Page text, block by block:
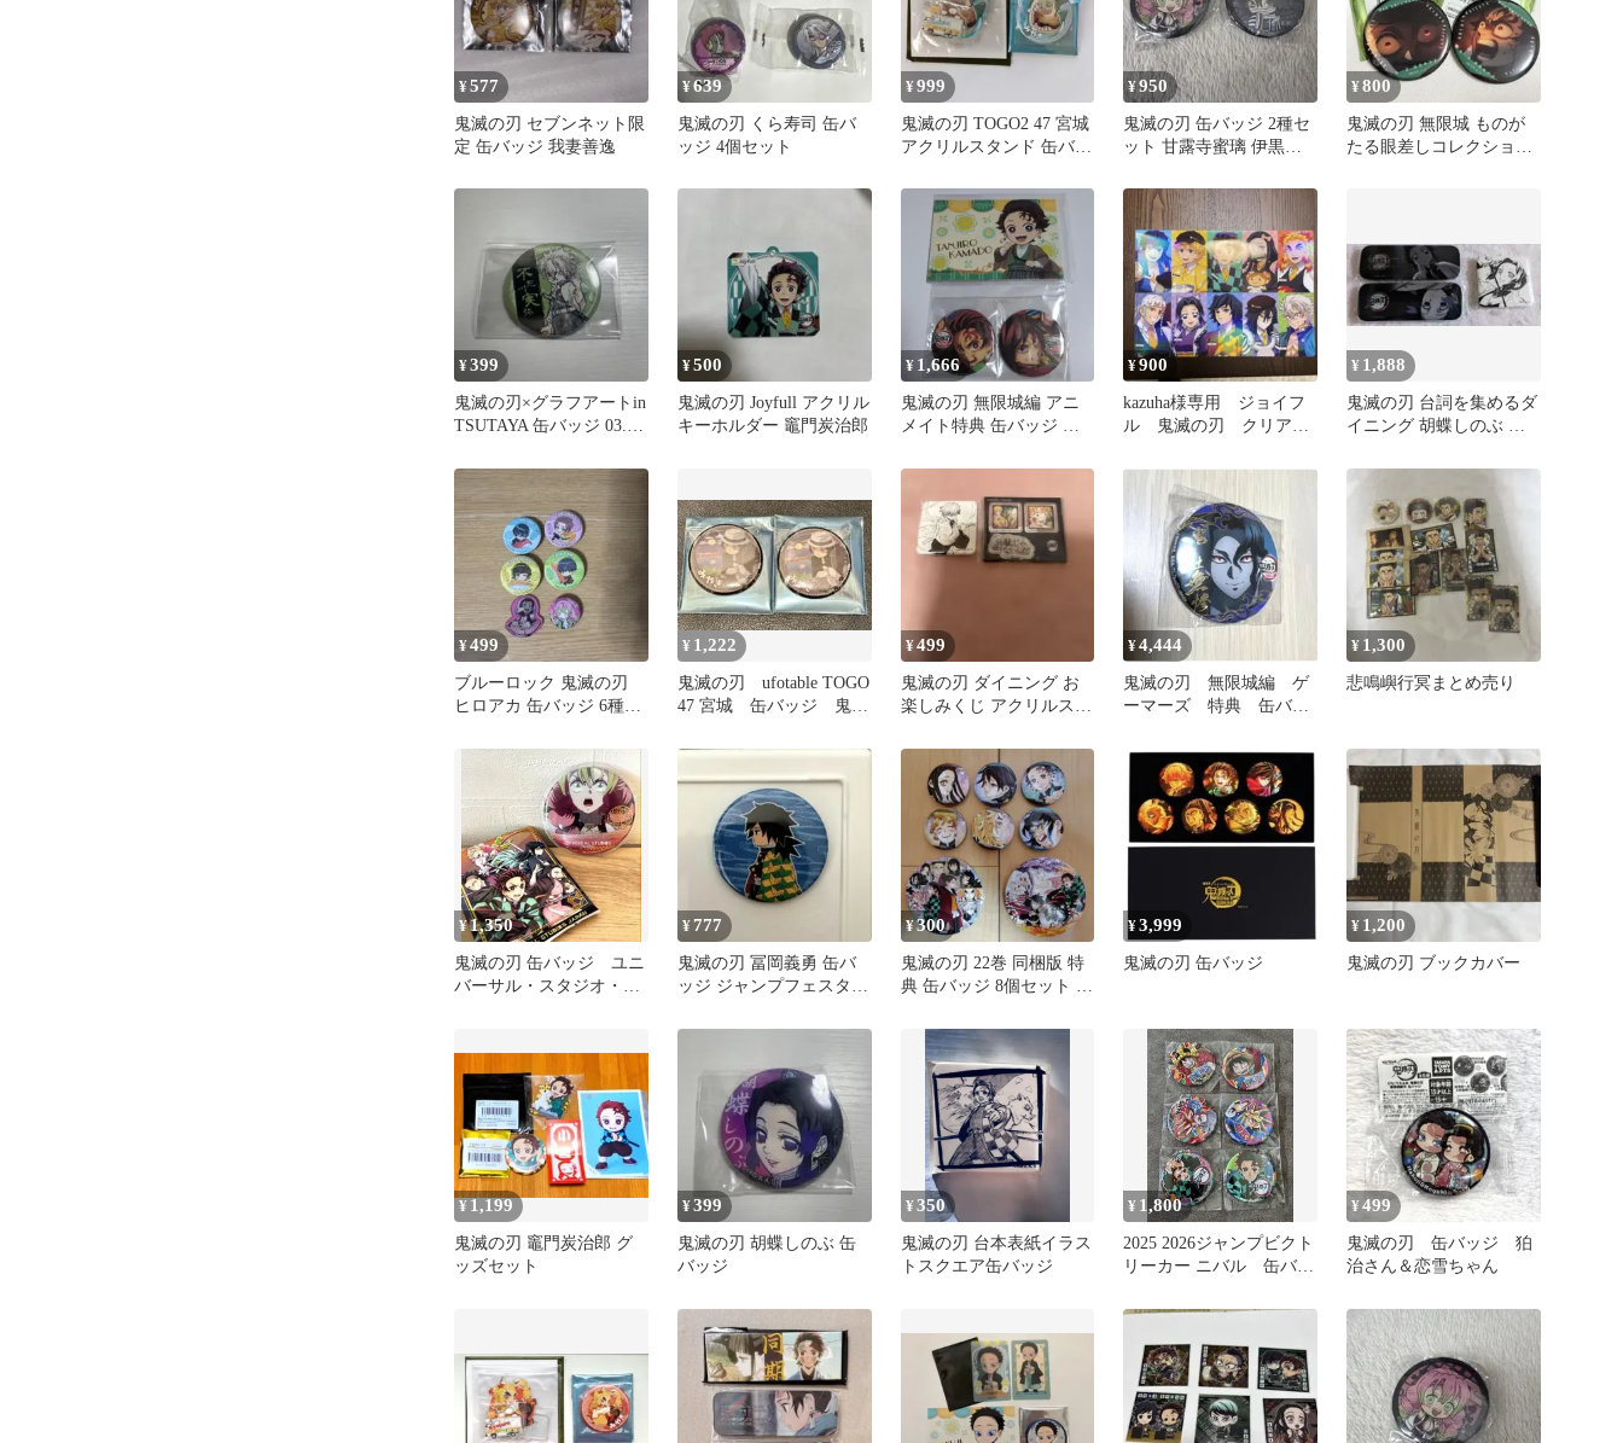
¥577
鬼滅の刃 セブンネット限
定 缶バッジ 我妻善逸
¥639
鬼滅の刃 くら寿司 缶バ
ッジ 4個セット
¥999
鬼滅の刃 TOGO2 47 宮城
アクリルスタンド 缶バッ
¥950
鬼滅の刃 缶バッジ 2種セ
ット 甘露寺蜜璃 伊黒小
¥800
鬼滅の刃 無限城 ものが
たる眼差しコレクション
¥399
鬼滅の刃×グラフアートin
TSUTAYA 缶バッジ 03.グ
¥500
鬼滅の刃 Joyfull アクリル
キーホルダー 竈門炭治郎
¥ 1,666
鬼滅の刃 無限城編 アニ
メイト特典 缶バッジ ブ
¥900
kazuha様専用 ジョイフ
ル 鬼滅の刃 クリアフ
¥ 1,888
鬼滅の刃 台詞を集めるダ
イニング 胡蝶しのぶ 缶
¥499
ブルーロック 鬼滅の刃
ヒロアカ 缶バッジ 6種セ
¥ 1,222
鬼滅の刃 ufotable TOGO
47 宮城 缶バッジ 鬼舞
¥499
鬼滅の刃 ダイニング お
楽しみくじ アクリルステ
善逸セット
¥4,444
鬼滅の刃 無限城編 ゲ
ーマーズ 特典 缶バッ
¥ 1,300
悲鳴嶼行冥まとめ売り
¥1,350
鬼滅の刃 缶バッジ ユニ
バーサル・スタジオ・ジ
¥777
鬼滅の刃 冨岡義勇 缶バ
ッジ ジャンプフェスタ
¥300
鬼滅の刃 22巻 同梱版 特
典 缶バッジ 8個セット フ
¥3,999
鬼滅の刃 缶バッジ
¥ 1,200
鬼滅の刃 ブックカバー
¥ 1,199
鬼滅の刃 竈門炭治郎 グ
ッズセット
¥399
鬼滅の刃 胡蝶しのぶ 缶
バッジ
¥350
鬼滅の刃 台本表紙イラス
トスクエア缶バッジ
¥ 1,800
2025 2026ジャンプビクト
リーカー ニバル 缶バッ
¥499
鬼滅の刃 缶バッジ 狛
治さん＆恋雪ちゃん